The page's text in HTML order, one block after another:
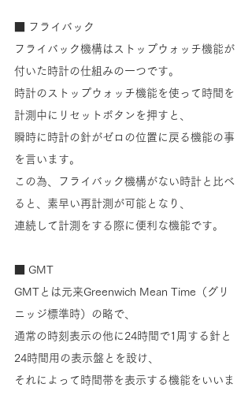
■ フライバック
フライバック機構はストップウォッチ機能が
付いた時計の仕組みの一つです。
時計のストップウォッチ機能を使って時間を
計測中にリセットボタンを押すと、
瞬時に時計の針がゼロの位置に戻る機能の事
を言います。
この為、フライバック機構がない時計と比べ
ると、素早い再計測が可能となり、
連続して計測をする際に便利な機能です。
■ GMT
GMTとは元来Greenwich Mean Time（グリ
ニッジ標準時）の略で、
通常の時刻表示の他に24時間で1周する針と
24時間用の表示盤とを設け、
それによって時間帯を表示する機能をいいま